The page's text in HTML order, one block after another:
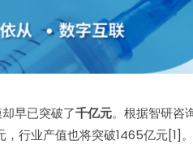
早已突破了千亿元。根据智研咨
行业产值也将突破1465亿元[1]